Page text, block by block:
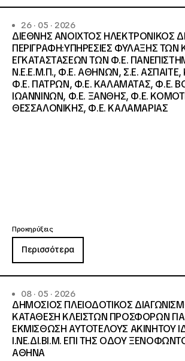
26 · 05 · 2026
ΔΙΕΘΝΗΣ ΑΝΟΙΧΤΟΣ ΗΛΕΚΤΡΟΝΙΚΟΣ
ΠΕΡΙΓΡΑΦΗ:ΥΠΗΡΕΣΙΕΣ ΦΥΛΑΞΗΣ ΤΩΝ
ΕΓΚΑΤΑΣΤΑΣΕΩΝ ΤΩΝ Φ.Ε.
Ν.Ε.Ε.Μ.Π., Φ.Ε. ΑΘΗΝΩΝ, Σ.Ε. ΑΣΠΑΙΤΕ,
Φ.Ε. ΠΑΤΡΩΝ, Φ.Ε. ΚΑΛΑΜΑΤΑΣ, Φ.Ε.
ΙΩΑΝΝΙΝΩΝ, Φ.Ε. ΞΑΝΘΗΣ, Φ.Ε.
ΘΕΣΣΑΛΟΝΙΚΗΣ, Φ.Ε. ΚΑΛΑΜΑΡΙΑΣ
Προκηρύξεις
Περισσότερα
08 · 05 · 2026
ΔΗΜΟΣΙΟΣ ΠΛΕΙΟΔΟΤΙΚΟΣ
ΚΑΤΑΘΕΣΗ ΚΛΕΙΣΤΩΝ ΠΡΟΣΦΟΡΩΝ
ΕΚΜΙΣΘΩΣΗ ΑΥΤΟΤΕΛΟΥΣ ΑΚΙΝΗΤΟΥ
Ι.ΝΕ.ΔΙ.ΒΙ.Μ. ΕΠΙ ΤΗΣ ΟΔΟΥ
ΑΘΗΝΑ